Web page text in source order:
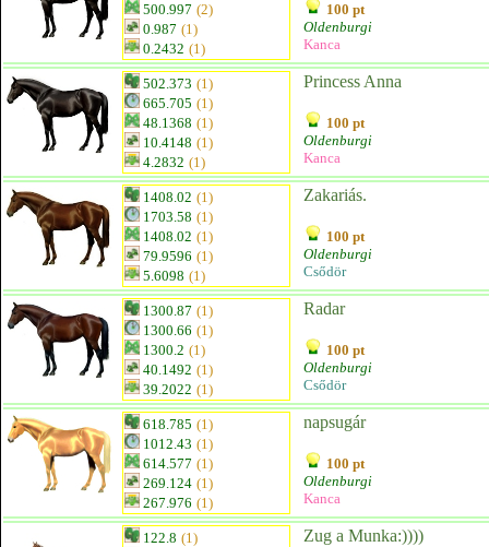
500.997 (2)
0.987 (1)
0.2432 (1)
100 pt
Oldenburgi
Kanca
502.373 (1)
665.705 (1)
48.1368 (1)
10.4148 (1)
4.2832 (1)
Princess Anna
100 pt
Oldenburgi
Kanca
1408.02 (1)
1703.58 (1)
1408.02 (1)
79.9596 (1)
5.6098 (1)
Zakariás.
100 pt
Oldenburgi
Csődör
1300.87 (1)
1300.66 (1)
1300.2 (1)
40.1492 (1)
39.2022 (1)
Radar
100 pt
Oldenburgi
Csődör
618.785 (1)
1012.43 (1)
614.577 (1)
269.124 (1)
267.976 (1)
napsugár
100 pt
Oldenburgi
Kanca
122.8 (1)
Zug a Munka:))))